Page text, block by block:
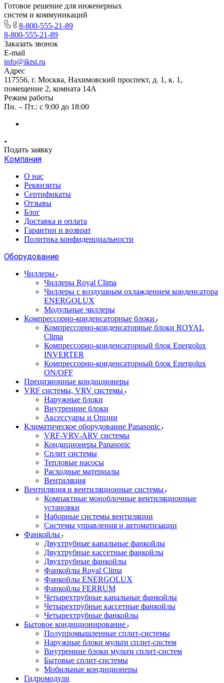
Готовое решение для инженерных
систем и коммуникаций
8-800-555-21-89
8-800-555-21-89
Заказать звонок
E-mail
info@iktsi.ru
Адрес
117556, г. Москва, Нахимовский проспект, д. 1, к. 1,
помещение 2, комната 14А
Режим работы
Пн. – Пт.: с 9:00 до 18:00
Подать заявку
Компания
О нас
Реквизиты
Сертификаты
Отзывы
Блог
Доставка и оплата
Гарантии и возврат
Политика конфиденциальности
Оборудование
Чиллеры
Чиллеры Royal Clima
Чиллеры с воздушным охлаждением конденсатора
ENERGOLUX
Модульные чиллеры
Компрессорно-конденсаторные блоки
Компрессорно-конденсаторные блоки ROYAL
Clima
Компрессорно-конденсаторный блок Energolux
INVERTER
Компрессорно-конденсаторный блок Energolux
ON/OFF
Прецизионные кондиционеры
VRF системы, VRV системы
Наружные блоки
Внутренние блоки
Аксессуары и Опции
Климатическое оборудование Panasonic
VRF-VRV-ARV системы
Кондиционеры Panasonic
Сплит системы
Тепловые насосы
Расходные материалы
Вентиляция
Вентиляция и вентиляционные системы
Компактные моноблочные вентиляционные
установки
Наборные системы вентиляции
Системы управления и автоматизации
Фанкойлы
Двухтрубные канальные фанкойлы
Двухтрубные кассетные фанкойлы
Двухтрубные фанкойлы
Фанкойлы Royal Clima
Фанкойлы ENERGOLUX
Фанкойлы FERRUM
Четырехтрубные канальные фанкойлы
Четырехтрубные кассетные фанкойлы
Четырехтрубные фанкойлы
Бытовое кондиционирование
Полупромышленные сплит-системы
Наружные блоки мульти сплит-систем
Внутренние блоки мульти сплит-систем
Бытовые сплит-системы
Мобильные кондиционеры
Гидромодули